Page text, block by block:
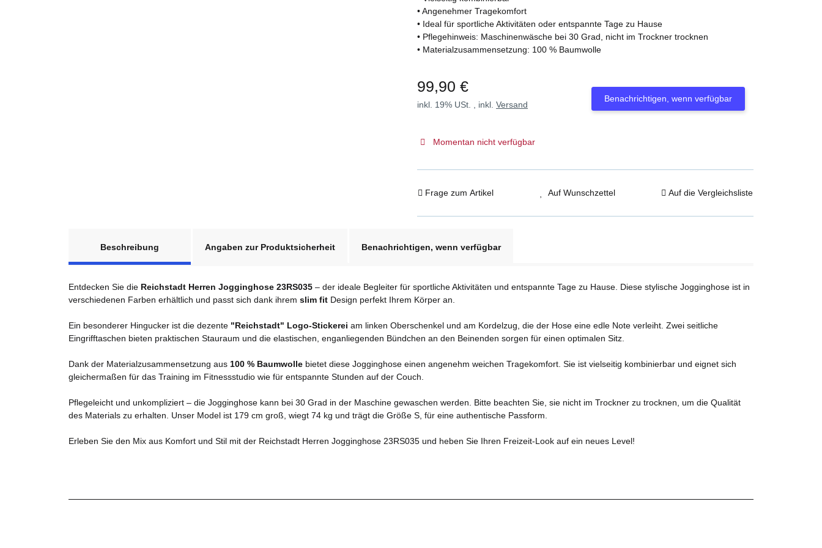
• Angenehmer Tragekomfort
• Ideal für sportliche Aktivitäten oder entspannte Tage zu Hause
• Pflegehinweis: Maschinenwäsche bei 30 Grad, nicht im Trockner trocknen
• Materialzusammensetzung: 100 % Baumwolle
99,90 €
inkl. 19% USt. , inkl. Versand
Momentan nicht verfügbar
Benachrichtigen, wenn verfügbar
Frage zum Artikel Auf Wunschzettel Auf die Vergleichsliste
Beschreibung
Angaben zur Produktsicherheit Benachrichtigen, wenn verfügbar
Entdecken Sie die Reichstadt Herren Jogginghose 23RS035 – der ideale Begleiter für sportliche Aktivitäten und entspannte Tage zu Hause. Diese stylische Jogginghose ist in
verschiedenen Farben erhältlich und passt sich dank ihrem slim fit Design perfekt Ihrem Körper an.
Ein besonderer Hingucker ist die dezente "Reichstadt" Logo-Stickerei am linken Oberschenkel und am Kordelzug, die der Hose eine edle Note verleiht. Zwei seitliche
Eingrifftaschen bieten praktischen Stauraum und die elastischen, enganliegenden Bündchen an den Beinenden sorgen für einen optimalen Sitz.
Dank der Materialzusammensetzung aus 100 % Baumwolle bietet diese Jogginghose einen angenehm weichen Tragekomfort. Sie ist vielseitig kombinierbar und eignet sich
gleichermaßen für das Training im Fitnessstudio wie für entspannte Stunden auf der Couch.
Pflegeleicht und unkompliziert – die Jogginghose kann bei 30 Grad in der Maschine gewaschen werden. Bitte beachten Sie, sie nicht im Trockner zu trocknen, um die Qualität
des Materials zu erhalten. Unser Model ist 179 cm groß, wiegt 74 kg und trägt die Größe S, für eine authentische Passform.
Erleben Sie den Mix aus Komfort und Stil mit der Reichstadt Herren Jogginghose 23RS035 und heben Sie Ihren Freizeit-Look auf ein neues Level!